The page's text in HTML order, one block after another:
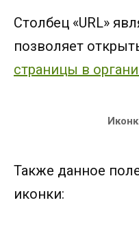
Столбец «URL»
позволяет
страницы в
Также данное
иконки: